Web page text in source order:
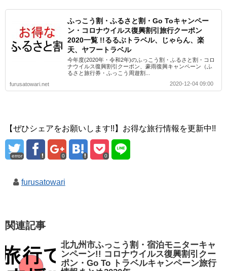
ふっこう割・ふるさと割・Go Toキャンペー
ン・コロナウイルス復興割引旅行クーポン
2020一覧 !!るるぶトラベル、じゃらん、楽
天、ヤフートラベル
今年度(2020年・令和2年)のふっこう割・ふるさと割・コロ
ナウイルス復興割引クーポン、豪雨復興キャンペーン（ふ
るさと旅行券・ふっこう周遊割...
furusatowari.net
2020-12-04 09:00
【ぜひシェアをお願いします!!】お得な旅行情報を更新中!!
error 0 0
furusatowari
関連記事
北九州市ふっこう割・宿泊モニターキャ
ンペーン!! コロナウイルス復興割引クー
ポン・Go To トラベルキャンペーン旅行